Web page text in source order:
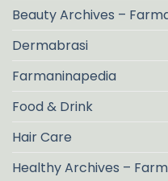
Beauty Archives –
Dermabrasi
Farmaninapedia
Food & Drink
Hair Care
Healthy Archives –